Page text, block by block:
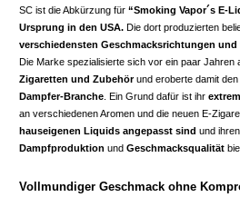
SC ist die Abkürzung für “Smoking Vapor´s E-
Ursprung in den USA. Die dort produzierten
verschiedensten Geschmacksrichtungen und
Die Marke spezialisierte sich vor ein paar Jahren
Zigaretten und Zubehörund eroberte damit den
Dampfer-Branche . Ein Grund dafür ist ihr
an verschiedenen Aromen und die neuen E-
hauseigenen Liquids angepasst sind und
Dampfproduktion und Geschmacksqualität
Vollmundiger Geschmack ohne